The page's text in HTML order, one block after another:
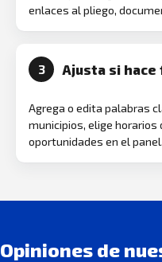
enlaces al pliego,
3 Ajusta si
Agrega o edita palabras
municipios, elige horarios
oportunidades en el
Opiniones de